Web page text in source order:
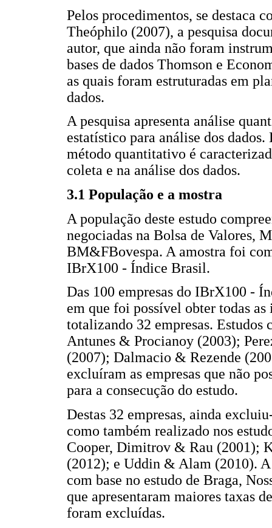
Pelos procedimentos, se destaca
Theóphilo (2007), a pesquisa
autor, que ainda não foram
bases de dados Thomson e
as quais foram estruturadas em
dados.
A pesquisa apresenta análise
estatístico para análise dos
método quantitativo é
coleta e na análise dos dados.
3.1 População e a mostra
A população deste estudo
negociadas na Bolsa de Valores,
BM&FBovespa. A amostra foi
IBrX100 - Índice Brasil.
Das 100 empresas do IBrX100 -
em que foi possível obter todas as
totalizando 32 empresas.
Antunes & Procianoy (2003);
(2007); Dalmacio & Rezende
excluíram as empresas que não
para a consecução do estudo.
Destas 32 empresas, ainda
como também realizado nos
Cooper, Dimitrov & Rau (2001);
(2012); e Uddin & Alam (2010).
com base no estudo de Braga,
que apresentaram maiores taxas
foram excluídas.